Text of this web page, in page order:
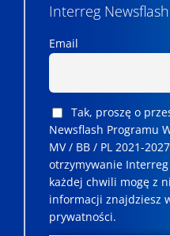
Interreg Newsflash
Email
Tak, proszę o
Newsflash Programu
MV / BB / PL 2021-
otrzymywanie
każdej chwili mogę z
informacji znajdziesz
prywatności.